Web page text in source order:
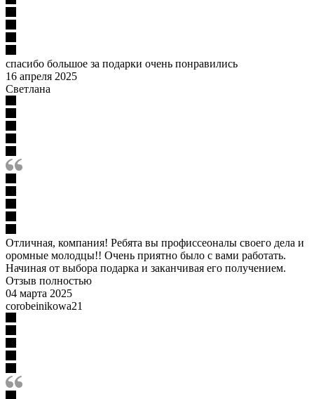
спасибо большое за подарки очень понравились
16 апреля 2025
Светлана
Отличная, компания! Ребята вы профиссеоналы своего дела и
оромные молодцы!! Очень приятно было с вами работать.
Начиная от выбора подарка и заканчивая его получением.
Отзыв полностью
04 марта 2025
corobeinikowa21